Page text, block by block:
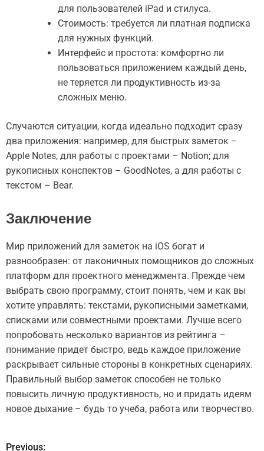
для пользователей iPad и стилуса.
Стоимость: требуется ли платная подписка
для нужных функций.
Интерфейс и простота: комфортно ли
пользоваться приложением каждый день,
не теряется ли продуктивность из-за
сложных меню.
Случаются ситуации, когда идеально подходит сразу
два приложения: например, для быстрых заметок –
Apple Notes, для работы с проектами – Notion; для
рукописных конспектов – GoodNotes, а для работы с
текстом – Bear.
Заключение
Мир приложений для заметок на iOS богат и
разнообразен: от лаконичных помощников до сложных
платформ для проектного менеджмента. Прежде чем
выбрать свою программу, стоит понять, чем и как вы
хотите управлять: текстами, рукописными заметками,
списками или совместными проектами. Лучше всего
попробовать несколько вариантов из рейтинга –
понимание придет быстро, ведь каждое приложение
раскрывает сильные стороны в конкретных сценариях.
Правильный выбор заметок способен не только
повысить личную продуктивность, но и придать идеям
новое дыхание – будь то учеба, работа или творчество.
Previous: